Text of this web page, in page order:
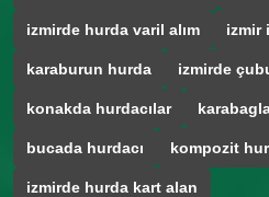
izmirde hurda varil alım izmir
karaburun hurda izmirde
konakda hurdacılar
bucada hurdacı kompozit
izmirde hurda kart alan